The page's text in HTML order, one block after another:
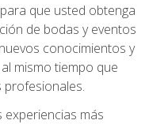
que usted obtenga
de bodas y eventos
conocimientos y
mismo tiempo que
experiencias más